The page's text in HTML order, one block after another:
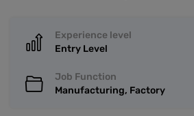
Experience level
Entry Level
Job Function
Manufacturing, Factory